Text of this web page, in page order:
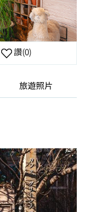
讚(0)
旅遊照片